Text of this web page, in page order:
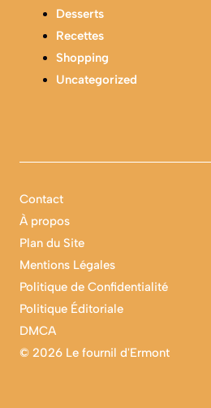
Desserts
Recettes
Shopping
Uncategorized
© 2026 Le fournil d'Ermont
Contact
À propos
Plan du Site
Mentions Légales
Politique de Confidentialité
Politique Éditoriale
DMCA